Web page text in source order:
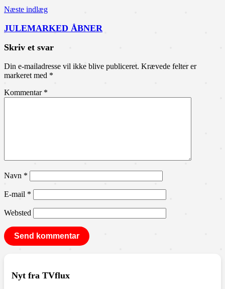
Næste indlæg
JULEMARKED ÅBNER
Skriv et svar
Din e-mailadresse vil ikke blive publiceret. Krævede felter er
markeret med *
Kommentar *
Navn *
E-mail *
Websted
Nyt fra TVflux